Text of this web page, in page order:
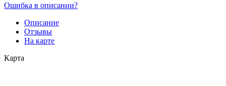
Ошибка в описании?
Описание
Отзывы
На карте
Карта